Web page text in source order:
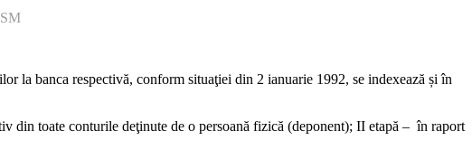
la banca respectivă, conform situaţiei din 2 ianuarie 1992, se in­dexează și în
din toate conturile deţinute de o persoană fizică (deponent); II etapă – în raport